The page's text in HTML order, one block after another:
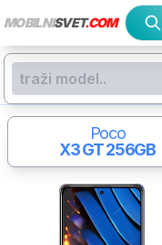
MOBILNISVET.COM
Poco
X3 GT256GB